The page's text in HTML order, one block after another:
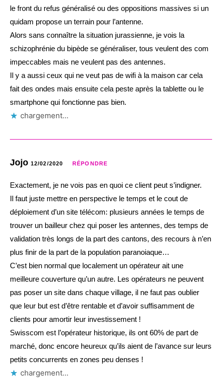
le front du refus généralisé ou des oppositions massives si un
quidam propose un terrain pour l’antenne.
Alors sans connaître la situation jurassienne, je vois la
schizophrénie du bipède se généraliser, tous veulent des com
impeccables mais ne veulent pas des antennes.
Il y a aussi ceux qui ne veut pas de wifi à la maison car cela
fait des ondes mais ensuite cela peste après la tablette ou le
smartphone qui fonctionne pas bien.
chargement…
Jojo 12/02/2020 RÉPONDRE
Exactement, je ne vois pas en quoi ce client peut s’indigner.
Il faut juste mettre en perspective le temps et le cout de
déploiement d’un site télécom: plusieurs années le temps de
trouver un bailleur chez qui poser les antennes, des temps de
validation très longs de la part des cantons, des recours à n’en
plus finir de la part de la population paranoiaque…
C’est bien normal que localement un opérateur ait une
meilleure couverture qu’un autre. Les opérateurs ne peuvent
pas poser un site dans chaque village, il ne faut pas oublier
que leur but est d’être rentable et d’avoir suffisamment de
clients pour amortir leur investissement !
Swisscom est l’opérateur historique, ils ont 60% de part de
marché, donc encore heureux qu’ils aient de l’avance sur leurs
petits concurrents en zones peu denses !
chargement…